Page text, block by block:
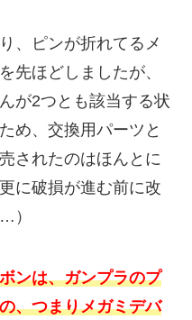
、ピンが折れてるメ
先ほどしましたが、
が2つとも該当する状
め、交換用パーツと
されたのはほんとに
に破損が進む前に改
）
ンは、ガンプラのプ
、つまりメガミデバ